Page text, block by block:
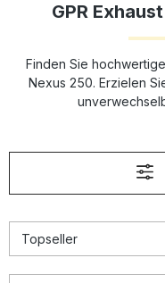
GPR
Finden Sie
Nexus 250. Erzielen